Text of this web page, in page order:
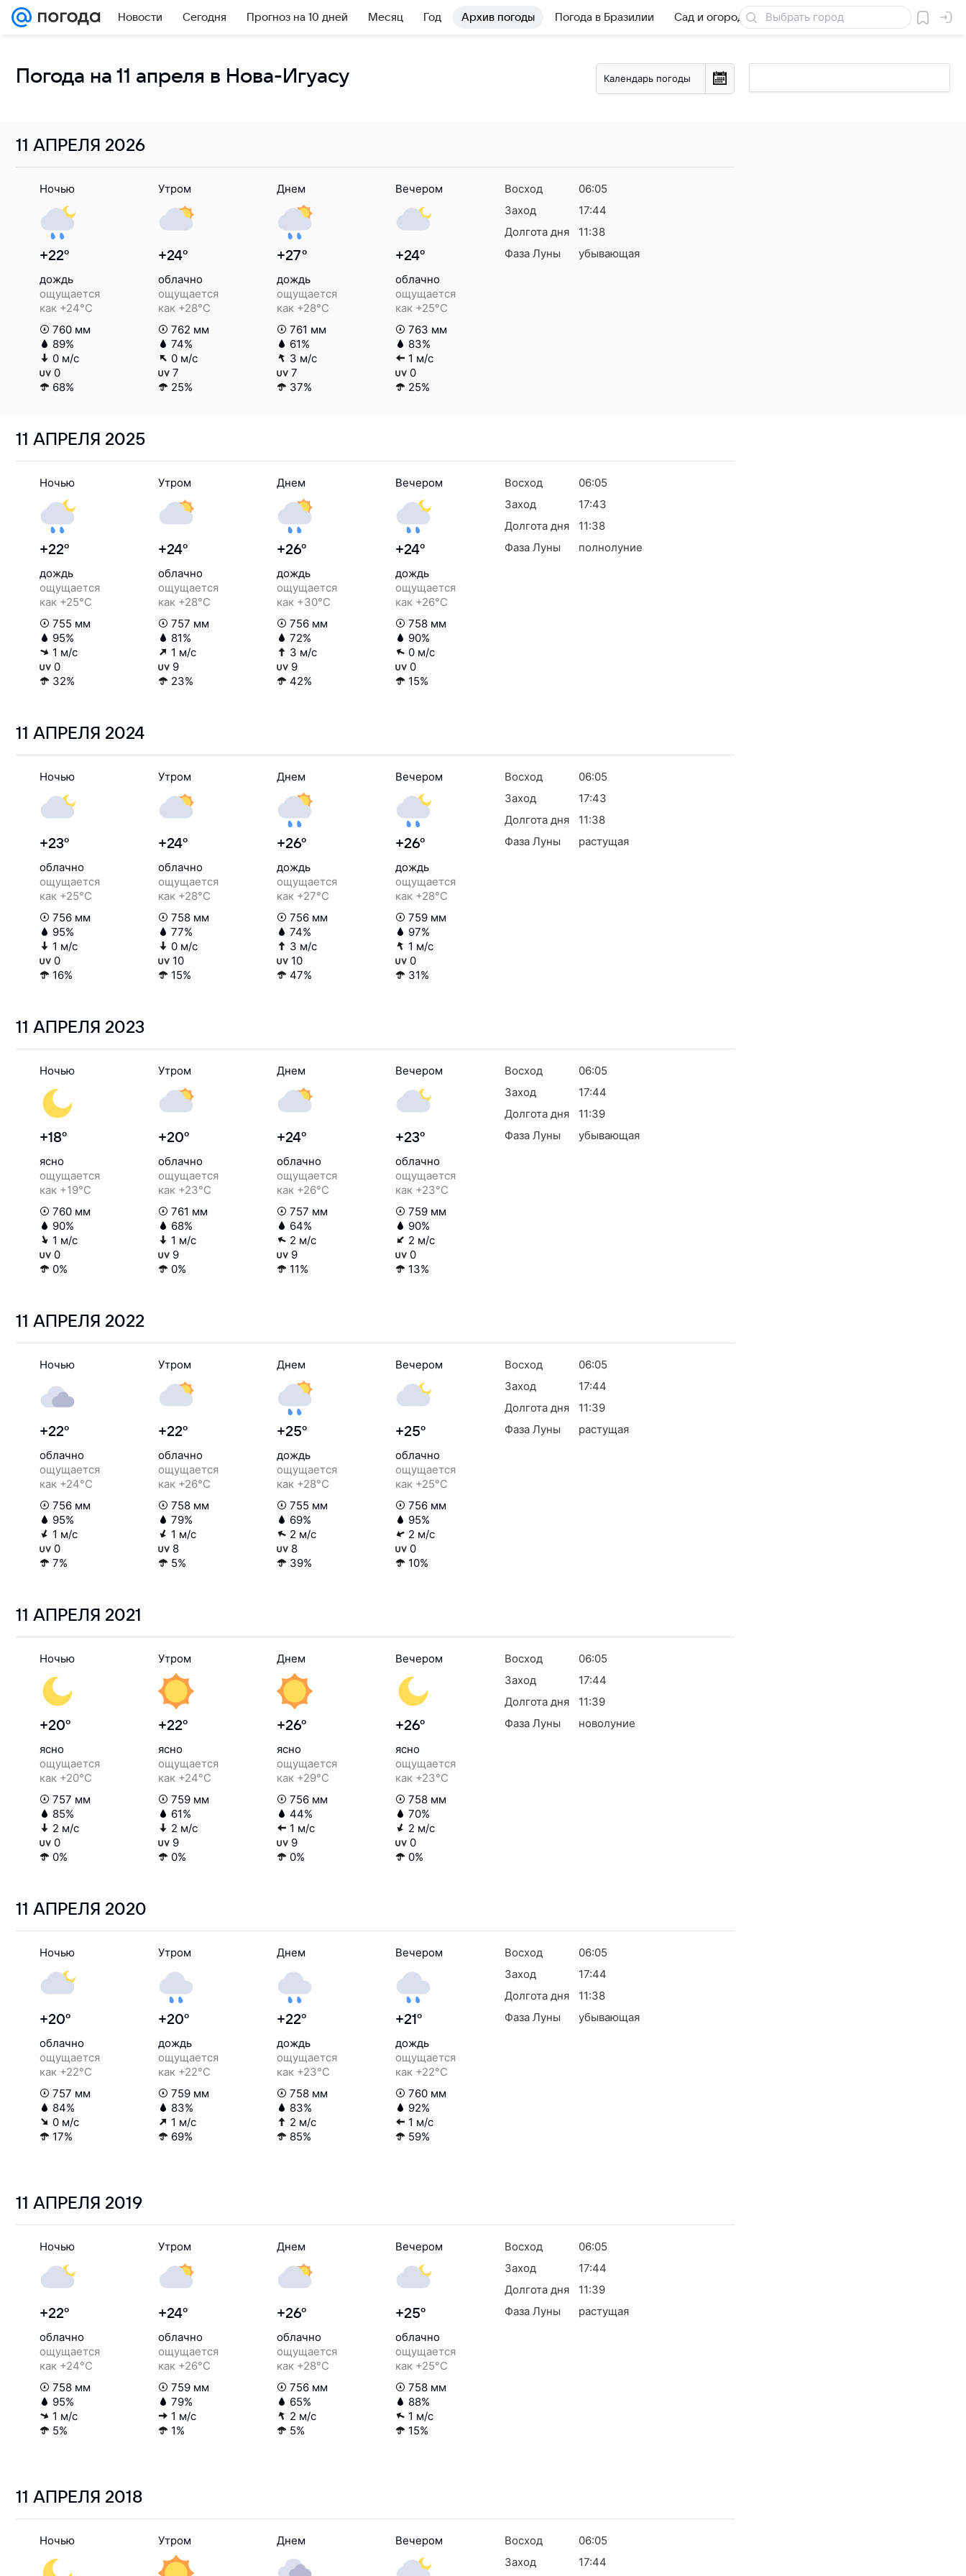
Новости Сегодня Прогноз на 10 дней Месяц Год Архив погоды Погода в Бразилии Сад и огород Товары для дачи
Погода на 11 апреля в Нова-Игуасу Календарь погоды
11 АПРЕЛЯ 2026
Ночью
+22°
дождь
ощущается
как +24°C
760 мм
89%
0 м/с
0
68%
Утром
+24°
облачно
ощущается
как +28°C
762 мм
74%
0 м/с
7
25%
Днем
+27°
дождь
ощущается
как +28°C
761 мм
61%
3 м/с
7
37%
Вечером
+24°
облачно
ощущается
как +25°C
763 мм
83%
1 м/с
0
25%
Восход
06:05
Заход
17:44
Долгота дня
11:38
Фаза Луны
убывающая
11 АПРЕЛЯ 2025
Ночью
+22°
дождь
ощущается
как +25°C
755 мм
95%
1 м/с
0
32%
Утром
+24°
облачно
ощущается
как +28°C
757 мм
81%
1 м/с
9
23%
Днем
+26°
дождь
ощущается
как +30°C
756 мм
72%
3 м/с
9
42%
Вечером
+24°
дождь
ощущается
как +26°C
758 мм
90%
0 м/с
0
15%
Восход
06:05
Заход
17:43
Долгота дня
11:38
Фаза Луны
полнолуние
11 АПРЕЛЯ 2024
Ночью
+23°
облачно
ощущается
как +25°C
756 мм
95%
1 м/с
0
16%
Утром
+24°
облачно
ощущается
как +28°C
758 мм
77%
0 м/с
10
15%
Днем
+26°
дождь
ощущается
как +27°C
756 мм
74%
3 м/с
10
47%
Вечером
+26°
дождь
ощущается
как +28°C
759 мм
97%
1 м/с
0
31%
Восход
06:05
Заход
17:43
Долгота дня
11:38
Фаза Луны
растущая
11 АПРЕЛЯ 2023
Ночью
+18°
ясно
ощущается
как +19°C
760 мм
90%
1 м/с
0
0%
Утром
+20°
облачно
ощущается
как +23°C
761 мм
68%
1 м/с
9
0%
Днем
+24°
облачно
ощущается
как +26°C
757 мм
64%
2 м/с
9
11%
Вечером
+23°
облачно
ощущается
как +23°C
759 мм
90%
2 м/с
0
13%
Восход
06:05
Заход
17:44
Долгота дня
11:39
Фаза Луны
убывающая
11 АПРЕЛЯ 2022
Ночью
+22°
облачно
ощущается
как +24°C
756 мм
95%
1 м/с
0
7%
Утром
+22°
облачно
ощущается
как +26°C
758 мм
79%
1 м/с
8
5%
Днем
+25°
дождь
ощущается
как +28°C
755 мм
69%
2 м/с
8
39%
Вечером
+25°
облачно
ощущается
как +25°C
756 мм
95%
2 м/с
0
10%
Восход
06:05
Заход
17:44
Долгота дня
11:39
Фаза Луны
растущая
11 АПРЕЛЯ 2021
Ночью
+20°
ясно
ощущается
как +20°C
757 мм
85%
2 м/с
0
0%
Утром
+22°
ясно
ощущается
как +24°C
759 мм
61%
2 м/с
9
0%
Днем
+26°
ясно
ощущается
как +29°C
756 мм
44%
1 м/с
9
0%
Вечером
+26°
ясно
ощущается
как +23°C
758 мм
70%
2 м/с
0
0%
Восход
06:05
Заход
17:44
Долгота дня
11:39
Фаза Луны
новолуние
11 АПРЕЛЯ 2020
Ночью
+20°
облачно
ощущается
как +22°C
757 мм
84%
0 м/с
17%
Утром
+20°
дождь
ощущается
как +22°C
759 мм
83%
1 м/с
69%
Днем
+22°
дождь
ощущается
как +23°C
758 мм
83%
2 м/с
85%
Вечером
+21°
дождь
ощущается
как +22°C
760 мм
92%
1 м/с
59%
Восход
06:05
Заход
17:44
Долгота дня
11:38
Фаза Луны
убывающая
11 АПРЕЛЯ 2019
Ночью
+22°
облачно
ощущается
как +24°C
758 мм
95%
1 м/с
5%
Утром
+24°
облачно
ощущается
как +26°C
759 мм
79%
1 м/с
1%
Днем
+26°
облачно
ощущается
как +28°C
756 мм
65%
2 м/с
5%
Вечером
+25°
облачно
ощущается
как +25°C
758 мм
88%
1 м/с
15%
Восход
06:05
Заход
17:44
Долгота дня
11:39
Фаза Луны
растущая
11 АПРЕЛЯ 2018
Ночью Утром Днем Вечером Восход
06:05
Заход
17:44